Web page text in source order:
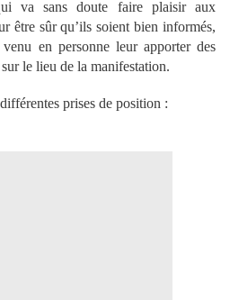
va sans doute faire plaisir aux
être sûr qu’ils soient bien informés,
en personne leur apporter des
le lieu de la manifestation.
prises de position :